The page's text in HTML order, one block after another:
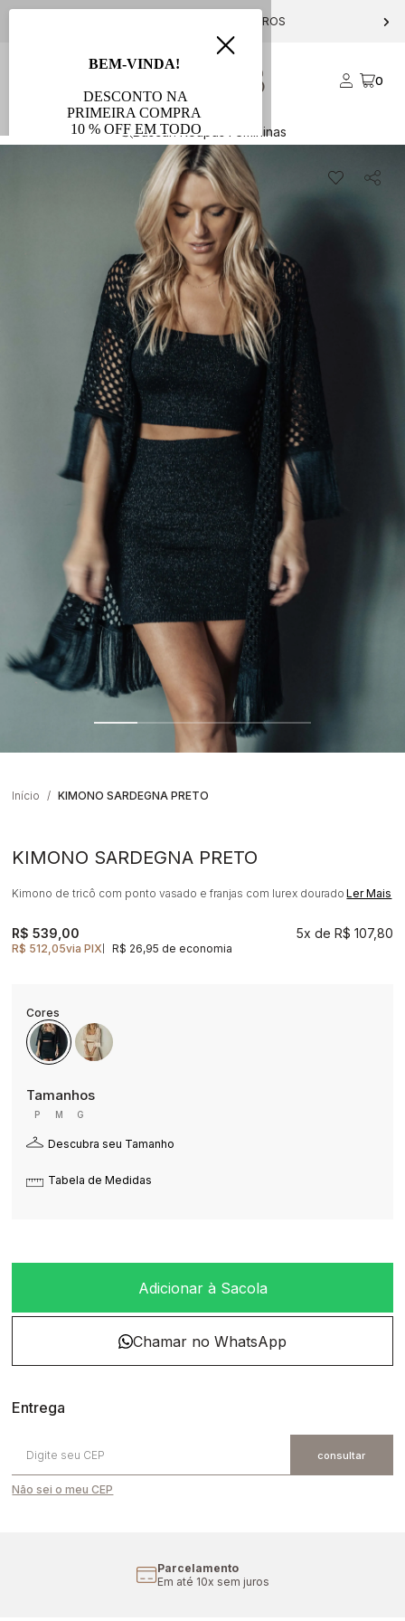
PARCELE EM ATÉ 10X S/ JUROS
0
Início KIMONO SARDEGNA PRETO
KIMONO SARDEGNA PRETO
Kimono de tricô com ponto vasado e franjas com lurex dourado Ler Mais
R$ 512,05via PIX R$ 26,95 de economia
R$ 539,00 5x R$ 107,80
P M G
Descubra seu Tamanho
Tabela de Medidas
Adicionar à Sacola
Não sei o meu CEP
Parcelamento
Em até 10x sem juros